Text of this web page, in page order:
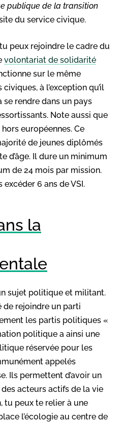
publique de la transition
du service civique.
peux rejoindre le cadre du
volontariat de solidarité
sur le même
à l’exception qu’il
se rendre dans un pays
Note aussi que
européennes. Ce
de jeunes diplômés
d’âge. Il dure un minimum
de 24 mois par mission.
6 ans de VSI.
la
sujet politique et militant.
de rejoindre un parti
les partis politiques «
politique a ainsi une
réservée pour les
appelés
Ils permettent d’avoir un
acteurs actifs de la vie
tu peux te relier à une
l’écologie au centre de